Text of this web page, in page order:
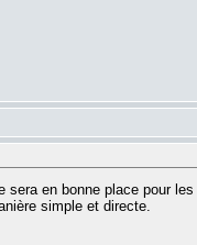
en bonne place pour
simple et directe.